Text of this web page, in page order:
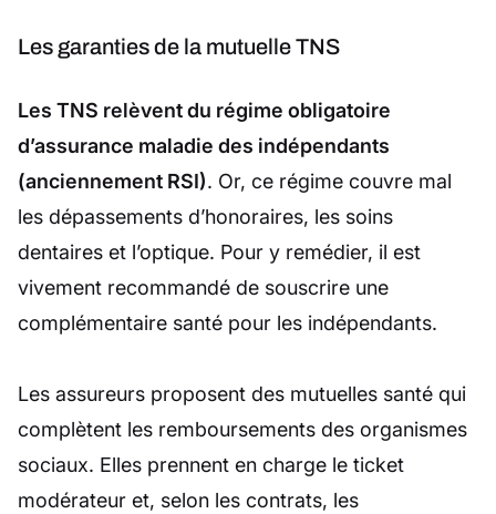
Les garanties de la mutuelle TNS
Les TNS relèvent du régime obligatoire
d’assurance maladie des indépendants
(anciennement RSI). Or, ce régime couvre mal
les dépassements d’honoraires, les soins
dentaires et l’optique. Pour y remédier, il est
vivement recommandé de souscrire une
complémentaire santé pour les indépendants.
Les assureurs proposent des mutuelles santé qui
complètent les remboursements des organismes
sociaux. Elles prennent en charge le ticket
modérateur et, selon les contrats, les